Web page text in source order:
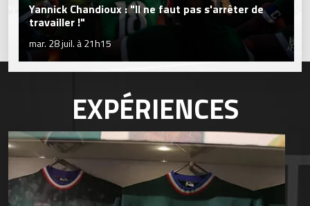
Yannick Chandioux : "Il ne faut pas s'arrêter de
travailler !"
mar. 28 juil. à 21h15
EXPÉRIENCES